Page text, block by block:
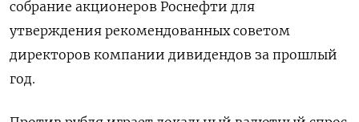
собрание акционеров Роснефти для
утверждения рекомендованных советом
директоров компании дивидендов за прошлый
год.